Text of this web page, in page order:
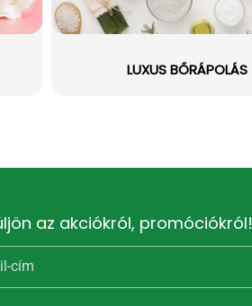
LUXUS BŐRÁPOLÁS
az akciókról, promóciókról!
cím